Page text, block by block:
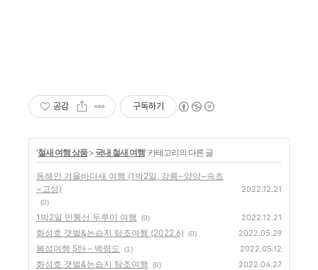
공감 구독하기
'철새 여행 상품> 국내 철새 여행' 카테고리의 다른 글
동해안 겨울바다새 여행 (1박2일, 강릉~양양~속초
~고성)
(0)
2022.12.21
1박2일 민통선 두루미 여행 (0) 2022.12.21
화성호 갯벌&논습지 탐조여행​ (2022.6) (0) 2022.05.29
봄섬여행 5탄 – 백령도 (1) 2022.05.12
화성호 갯벌&논습지 탐조여행 (0) 2022.04.27